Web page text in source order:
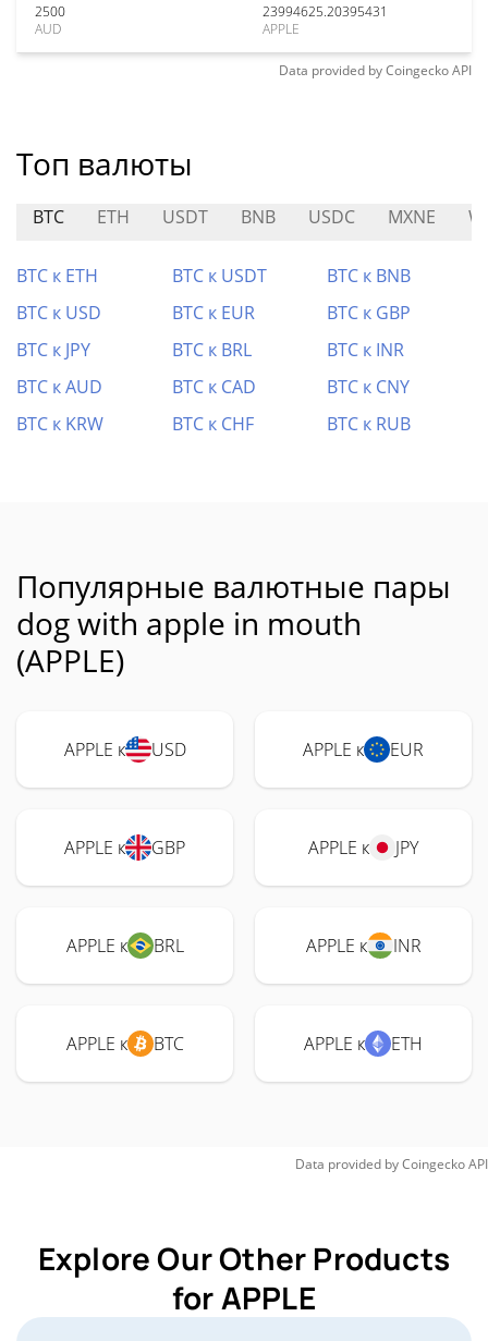
2500
AUD
23994625.20395431
APPLE
Data provided byCoingeckoAPI
Топ валюты
BTC ETH USDT BNB USDC MXNE
BTC к ETH BTC к USDT
BTC к BNB
BTC к USD
BTC к EUR
BTC к GBP
BTC к JPY
BTC к BRL
BTC к INR
BTC к AUD
BTC к CAD
BTC к CNY
BTC к KRW
BTC к CHF BTC к RUB
Популярные валютные пары
dog with apple in mouth
(APPLE)
APPLE к USD APPLE к EUR
APPLE к GBP APPLE к JPY
APPLE к BRL APPLE к INR
APPLE к BTC APPLE к ETH
Data provided byCoingeckoAPI
Explore Our Other Products
for APPLE